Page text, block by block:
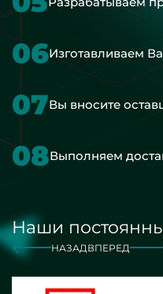
06Изготавливаем
07Вы вносите
08Выполняем
Наши
НАЗАД ВПЕРЕД